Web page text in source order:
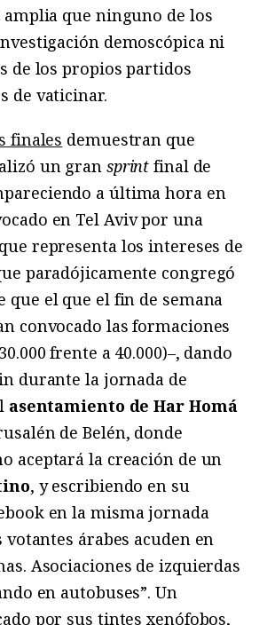
que ninguno de los
demoscópica ni
de los propios partidos
de vaticinar.
finales demuestran que
un gran sprint final de
a última hora en
en Tel Aviv por una
representa los intereses de
paradójicamente congregó
que el que el fin de semana
convocado las formaciones
frente a 40.000)–, dando
durante la jornada de
asentamiento de Har Homá
de Belén, donde
aceptará la creación de un
, y escribiendo en su
en la misma jornada
votantes árabes acuden en
Asociaciones de izquierdas
en autobuses”. Un
por sus tintes xenófobos,